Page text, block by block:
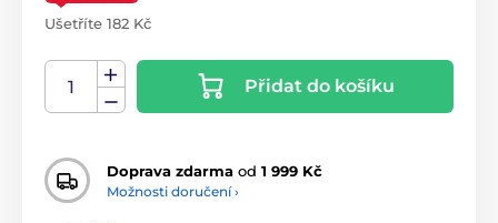
Ušetříte 182 Kč
Přidat do košíku
Doprava zdarma od 1 999 Kč
Možnosti doručení ›